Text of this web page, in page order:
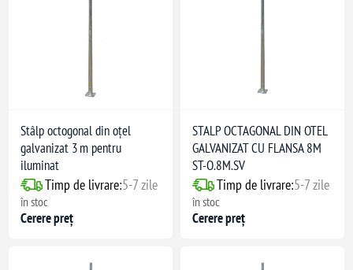
Stâlp octogonal din oțel
galvanizat 3 m pentru
iluminat
Timp de livrare:5-7 zile
în stoc
Cerere preț
STALP OCTAGONAL DIN OTEL
GALVANIZAT CU FLANSA 8M
ST-O.8M.SV
Timp de livrare:5-7 zile
în stoc
Cerere preț